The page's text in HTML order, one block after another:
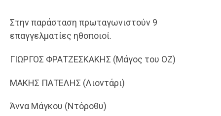
Στην παράσταση πρωταγωνιστούν 9
επαγγελματίες ηθοποιοί.
ΓΙΩΡΓΟΣ ΦΡΑΤΖΕΣΚΑΚΗΣ (Μάγος του ΟΖ)
ΜΑΚΗΣ ΠΑΤΕΛΗΣ (Λιοντάρι)
Άννα Μάγκου (Ντόροθυ)